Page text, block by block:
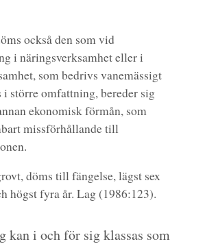
också den som vid
i näringsverksamhet eller i
som bedrivs vanemässigt
i större omfattning, bereder sig
ekonomisk förmån, som
missförhållande till
döms till fängelse, lägst sex
högst fyra år. Lag (1986:123).
kan i och för sig klassas som